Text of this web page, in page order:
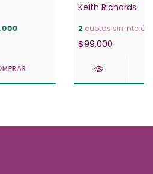
Keith Richards
2 cuotas sin interés
$99.000